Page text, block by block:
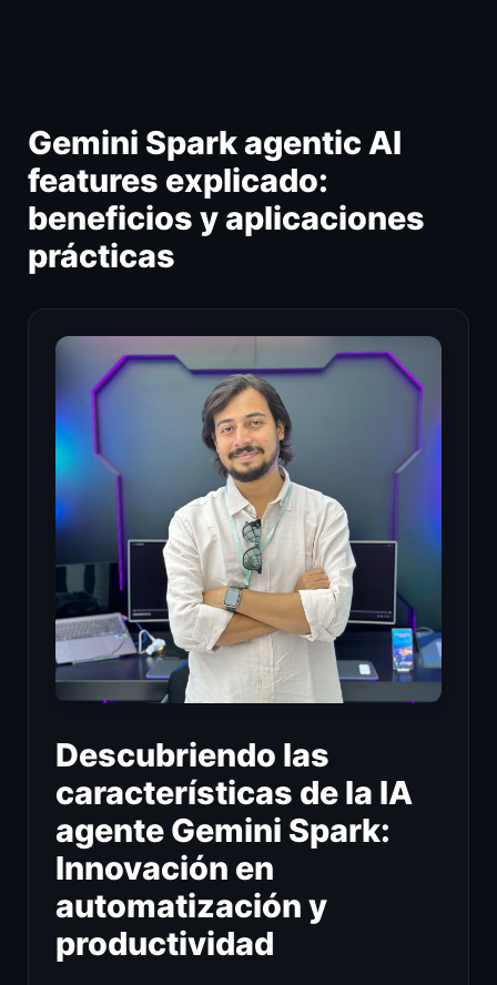
Gemini Spark agentic AI
features explicado:
beneficios y aplicaciones
prácticas
Descubriendo las
características de la IA
agente Gemini Spark:
Innovación en
automatización y
productividad